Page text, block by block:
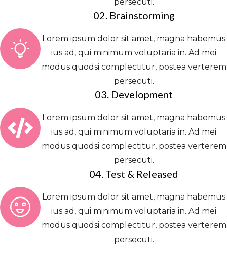
02. Brainstorming
Lorem ipsum dolor sit amet, magna habemus
ius ad, qui minimum voluptaria in. Ad mei
modus quodsi complectitur, postea verterem
persecuti.
03. Development
Lorem ipsum dolor sit amet, magna habemus
ius ad, qui minimum voluptaria in. Ad mei
modus quodsi complectitur, postea verterem
persecuti.
04. Test & Released
Lorem ipsum dolor sit amet, magna habemus
ius ad, qui minimum voluptaria in. Ad mei
modus quodsi complectitur, postea verterem
persecuti.